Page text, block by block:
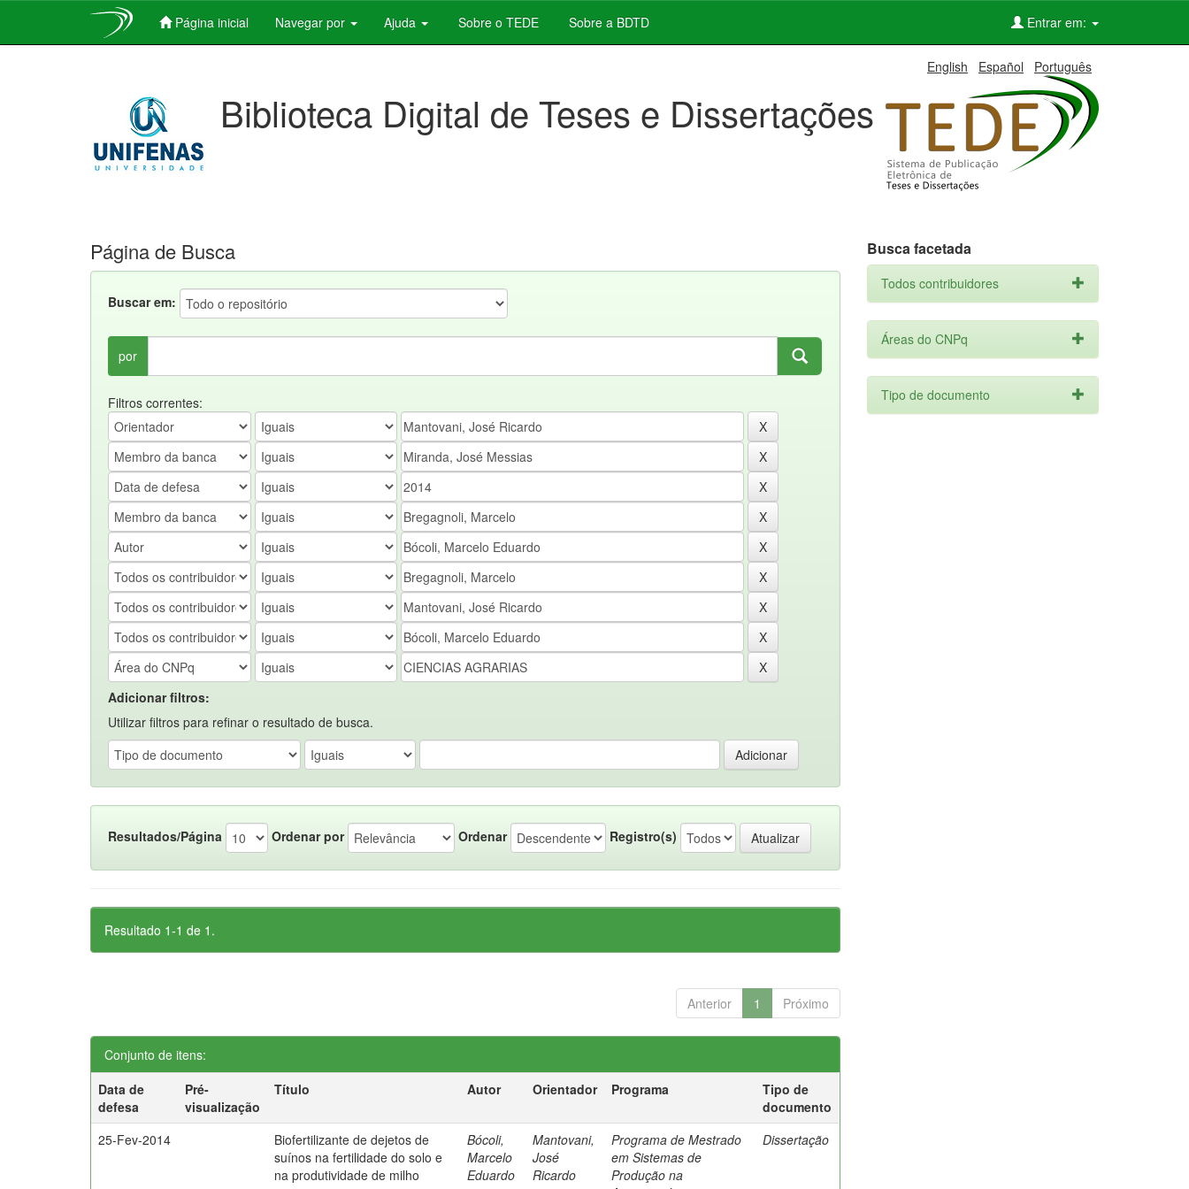
Página inicial Navegar por Ajuda Sobre o TEDE Sobre a BDTD Entrar em:
English Español Português
Biblioteca Digital de Teses e Dissertações
Página de Busca
Buscar em:
por
Filtros correntes:
Adicionar filtros:
Utilizar filtros para refinar o resultado de busca.
Resultados/Página Ordenar por Ordenar Registro(s)
Resultado 1-1 de 1.
Anterior 1 Próximo
Conjunto de itens:
Data de
defesa
Pré-
visualização
Título Autor Orientador Programa
Tipo de
documento
25-Fev-2014
Biofertilizante de dejetos de
suínos na fertilidade do solo e
na produtividade de milho
Bócoli,
Marcelo
Eduardo
Mantovani,
José
Ricardo
Programa de Mestrado
em Sistemas de
Produção na
Dissertação
Busca facetada
Todos contribuidores
Áreas do CNPq
Tipo de documento